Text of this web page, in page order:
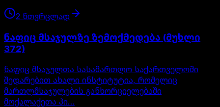
2 წთვრცლად
ნაფიც მსაჯულზე ზემოქმედება (მუხლი
372)
ნაფიც მსაჯულთა სასამართლო საქართველოში
შედარებით ახალი ინსტიტუტია, რომელიც
მართლმსაჯულების განხორციელებაში
მოქალაქეთა პი…